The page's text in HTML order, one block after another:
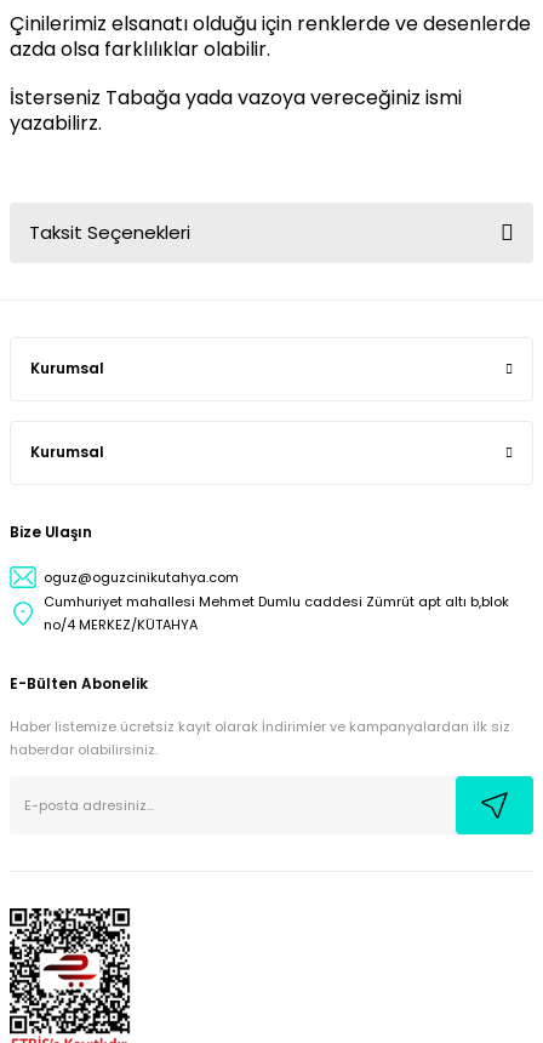
Çinilerimiz elsanatı olduğu için renklerde ve desenlerde
azda olsa farklılıklar olabilir.
İsterseniz Tabağa yada vazoya vereceğiniz ismi
yazabilirz.
Taksit Seçenekleri
Kurumsal
Kurumsal
Bize Ulaşın
oguz@oguzcinikutahya.com
Cumhuriyet mahallesi Mehmet Dumlu caddesi Zümrüt apt altı b,blok
no/4 MERKEZ/KÜTAHYA
E-Bülten Abonelik
Haber listemize ücretsiz kayıt olarak İndirimler ve kampanyalardan ilk siz
haberdar olabilirsiniz.